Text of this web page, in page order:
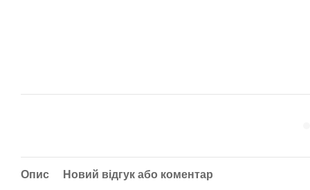
Опис Новий відгук або коментар